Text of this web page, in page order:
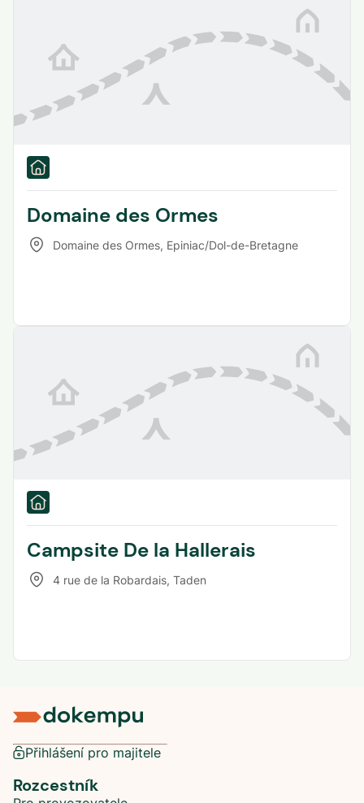
Domaine des Ormes
Domaine des Ormes, Epiniac/Dol-de-Bretagne
Campsite De la Hallerais
4 rue de la Robardais, Taden
Přihlášení pro majitele
Rozcestník